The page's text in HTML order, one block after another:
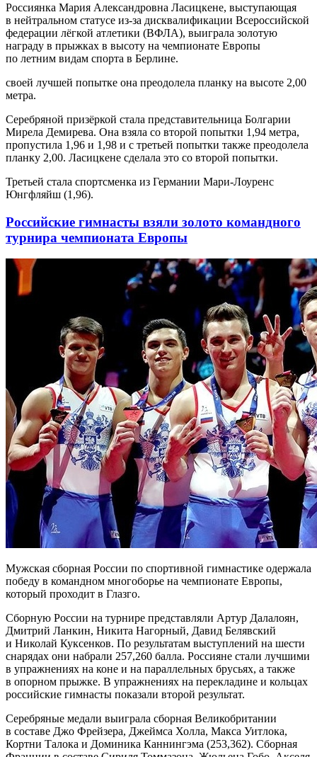
Россиянка Мария Александровна Ласицкене, выступающая
в нейтральном статусе из-за дисквалификации Всероссийской
федерации лёгкой атлетики (ВФЛА), выиграла золотую
награду в прыжках в высоту на чемпионате Европы
по летним видам спорта в Берлине.
своей лучшей попытке она преодолела планку на высоте 2,00
метра.
Серебряной призёркой стала представительница Болгарии
Мирела Демирева. Она взяла со второй попытки 1,94 метра,
пропустила 1,96 и 1,98 и с третьей попытки также преодолела
планку 2,00. Ласицкене сделала это со второй попытки.
Третьей стала спортсменка из Германии Мари-Лоуренс
Юнгфляйш (1,96).
Российские гимнасты взяли золото командного
турнира чемпионата Европы
Мужская сборная России по спортивной гимнастике одержала
победу в командном многоборье на чемпионате Европы,
который проходит в Глазго.
Сборную России на турнире представляли Артур Далалоян,
Дмитрий Ланкин, Никита Нагорный, Давид Белявский
и Николай Куксенков. По результатам выступлений на шести
снарядах они набрали 257,260 балла. Россияне стали лучшими
в упражнениях на коне и на параллельных брусьях, а также
в опорном прыжке. В упражнениях на перекладине и кольцах
российские гимнасты показали второй результат.
Серебряные медали выиграла сборная Великобритании
в составе Джо Фрейзера, Джеймса Холла, Макса Уитлока,
Кортни Талока и Доминика Каннингэма (253,362). Сборная